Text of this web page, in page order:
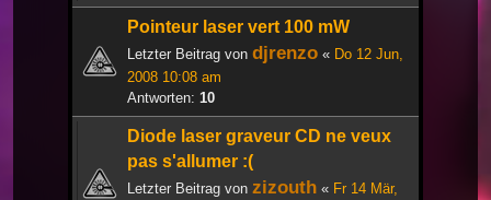
Pointeur laser vert 100 mW
Letzter Beitrag von djrenzo « Do 12 Jun,
2008 10:08 am
Antworten: 10
Diode laser graveur CD ne veux
pas s'allumer :(
Letzter Beitrag von zizouth « Fr 14 Mär,